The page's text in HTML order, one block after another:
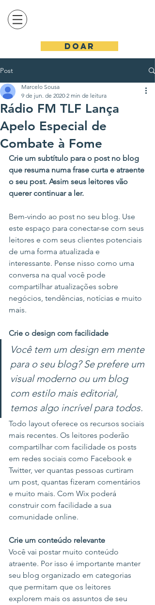
DOAR
Post
Rádio FM TLF Lança
Apelo Especial de
Combate à Fome
Marcelo Sousa
9 de jun. de 2020 2 min de leitura
Crie um subtítulo para o post no blog
que resuma numa frase curta e atraente
o seu post. Assim seus leitores vão
querer continuar a ler.
Bem-vindo ao post no seu blog. Use
este espaço para conectar-se com seus
leitores e com seus clientes potenciais
de uma forma atualizada e
interessante. Pense nisso como uma
conversa na qual você pode
compartilhar atualizações sobre
negócios, tendências, notícias e muito
mais.
Crie o design com facilidade
Você tem um design em mente
para o seu blog? Se prefere um
visual moderno ou um blog
com estilo mais editorial,
temos algo incrível para todos.
Todo layout oferece os recursos sociais
mais recentes. Os leitores poderão
compartilhar com facilidade os posts
em redes sociais como Facebook e
Twitter, ver quantas pessoas curtiram
um post, quantas fizeram comentários
e muito mais. Com Wix poderá
construir com facilidade a sua
comunidade online.
Crie um conteúdo relevante
Você vai postar muito conteúdo
atraente. Por isso é importante manter
seu blog organizado em categorias
que permitam que os leitores
explorem mais os assuntos de seu